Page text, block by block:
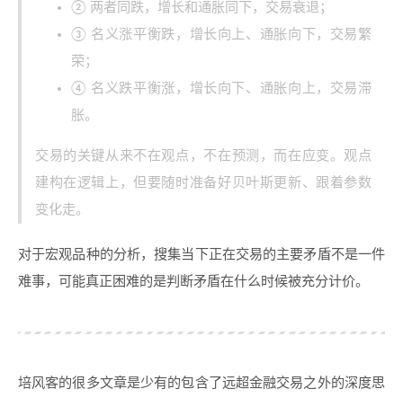
② 两者同跌，增长和通胀同下，交易衰退；
③ 名义涨平衡跌，增长向上、通胀向下，交易繁
荣；
④ 名义跌平衡涨，增长向下、通胀向上，交易滞
胀。
交易的关键从来不在观点，不在预测，而在应变。观点
建构在逻辑上，但要随时准备好贝叶斯更新、跟着参数
变化走。
对于宏观品种的分析，搜集当下正在交易的主要矛盾不是一件
难事，可能真正困难的是判断矛盾在什么时候被充分计价。
培风客的很多文章是少有的包含了远超金融交易之外的深度思